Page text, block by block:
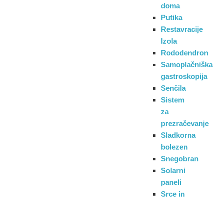
doma
Putika
Restavracije
Izola
Rododendron
Samoplačniška
gastroskopija
Senčila
Sistem
za
prezračevanje
Sladkorna
bolezen
Snegobran
Solarni
paneli
Srce in